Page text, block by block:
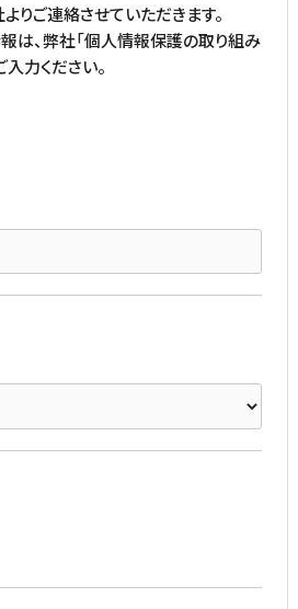
りご連絡させていただきます。
は、弊社「個人情報保護の取り組み
入力ください。